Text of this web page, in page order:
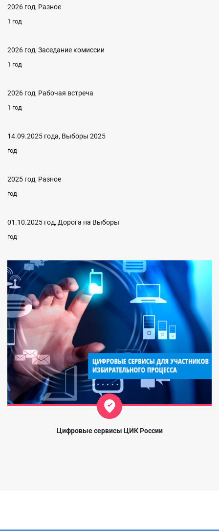
2026 год, Разное
1 год
2026 год, Заседание комиссии
1 год
2026 год, Рабочая встреча
1 год
14.09.2025 года, Выборы 2025
год
2025 год, Разное
год
01.10.2025 год, Дорога на Выборы
год
Цифровые сервисы ЦИК России